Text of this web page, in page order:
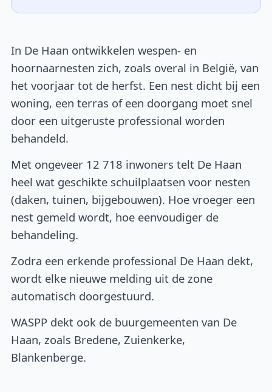
In De Haan ontwikkelen wespen- en
hoornaarnesten zich, zoals overal in België, van
het voorjaar tot de herfst. Een nest dicht bij een
woning, een terras of een doorgang moet snel
door een uitgeruste professional worden
behandeld.
Met ongeveer 12 718 inwoners telt De Haan
heel wat geschikte schuilplaatsen voor nesten
(daken, tuinen, bijgebouwen). Hoe vroeger een
nest gemeld wordt, hoe eenvoudiger de
behandeling.
Zodra een erkende professional De Haan dekt,
wordt elke nieuwe melding uit de zone
automatisch doorgestuurd.
WASPP dekt ook de buurgemeenten van De
Haan, zoals Bredene, Zuienkerke,
Blankenberge.